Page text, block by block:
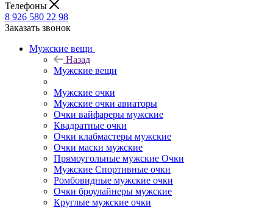
Телефоны
8 926 580 22 98
Заказать звонок
Мужские вещи
Назад
Мужские вещи
Мужские очки
Мужские очки авиаторы
Очки вайфареры мужские
Квадратные очки
Очки клабмастеры мужские
Очки маски мужские
Прямоугольные мужские Очки
Мужские Спортивные очки
Ромбовидные мужские очки
Очки броулайнеры мужские
Круглые мужские очки